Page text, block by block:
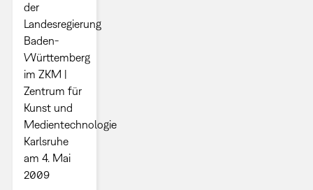
der
Landesregierung
Baden-
Württemberg
im ZKM |
Zentrum für
Kunst und
Medientechnologie
Karlsruhe
am 4. Mai
2009